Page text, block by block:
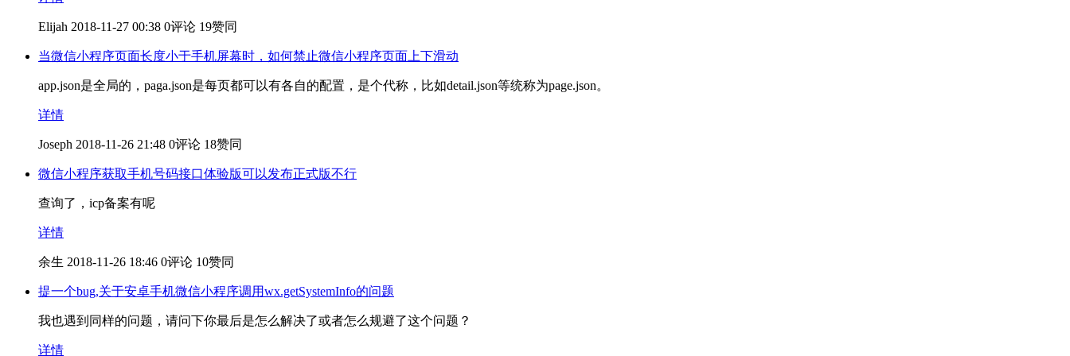
Elijah 2018-11-27 00:38 0评论 19赞同
当微信小程序页面长度小于手机屏幕时，如何禁止微信小程序页面上下滑动
app.json是全局的，paga.json是每页都可以有各自的配置，是个代称，比如detail.json等统称为page.json。
详情
Joseph 2018-11-26 21:48 0评论 18赞同
微信小程序获取手机号码接口体验版可以发布正式版不行
查询了，icp备案有呢
详情
余生 2018-11-26 18:46 0评论 10赞同
提一个bug,关于安卓手机微信小程序调用wx.getSystemInfo的问题
我也遇到同样的问题，请问下你最后是怎么解决了或者怎么规避了这个问题？
详情